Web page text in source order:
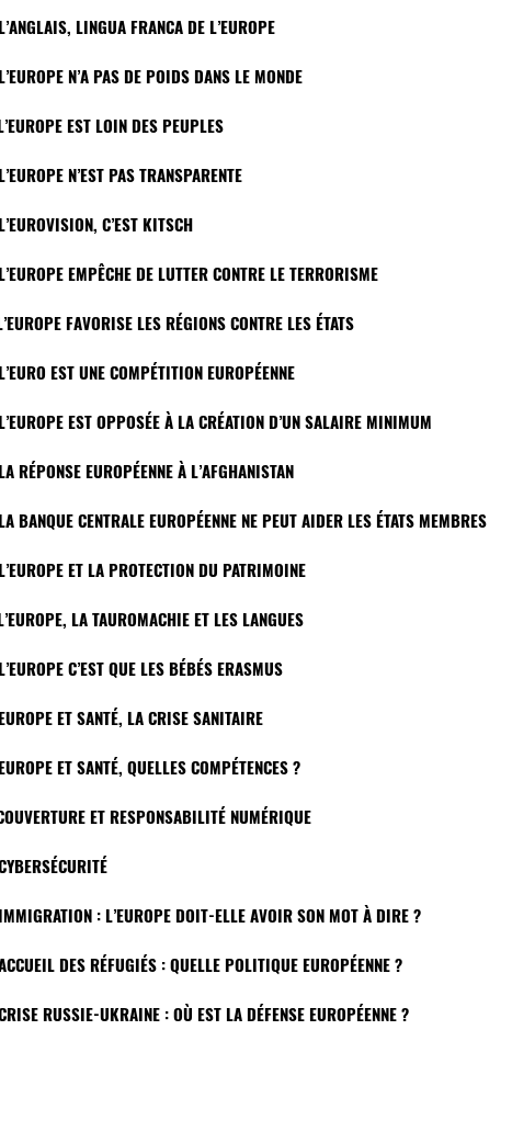
LINGUA FRANCA DE L’EUROPE
N’A PAS DE POIDS DANS LE MONDE
EST LOIN DES PEUPLES
N’EST PAS TRANSPARENTE
C’EST KITSCH
EMPÊCHE DE LUTTER CONTRE LE TERRORISME
FAVORISE LES RÉGIONS CONTRE LES ÉTATS
EST UNE COMPÉTITION EUROPÉENNE
EST OPPOSÉE À LA CRÉATION D’UN SALAIRE MINIMUM
RÉPONSE EUROPÉENNE À L’AFGHANISTAN
BANQUE CENTRALE EUROPÉENNE NE PEUT AIDER LES ÉTATS MEMBRES
ET LA PROTECTION DU PATRIMOINE
LA TAUROMACHIE ET LES LANGUES
C’EST QUE LES BÉBÉS ERASMUS
ET SANTÉ, LA CRISE SANITAIRE
ET SANTÉ, QUELLES COMPÉTENCES ?
ET RESPONSABILITÉ NUMÉRIQUE
: L’EUROPE DOIT-ELLE AVOIR SON MOT À DIRE ?
DES RÉFUGIÉS : QUELLE POLITIQUE EUROPÉENNE ?
RUSSIE-UKRAINE : OÙ EST LA DÉFENSE EUROPÉENNE ?